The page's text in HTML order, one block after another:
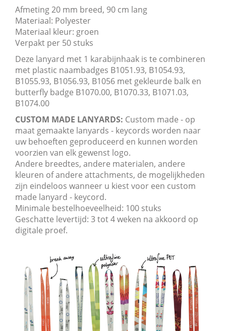
Afmeting 20 mm breed, 90 cm lang
Materiaal: Polyester
Materiaal kleur: groen
Verpakt per 50 stuks
Deze lanyard met 1 karabijnhaak is te combineren
met plastic naambadges B1051.93, B1054.93,
B1055.93, B1056.93, B1056 met gekleurde balk en
butterfly badge B1070.00, B1070.33, B1071.03,
B1074.00
CUSTOM MADE LANYARDS: Custom made - op
maat gemaakte lanyards - keycords worden naar
uw behoeften geproduceerd en kunnen worden
voorzien van elk gewenst logo.
Andere breedtes, andere materialen, andere
kleuren of andere attachments, de mogelijkheden
zijn eindeloos wanneer u kiest voor een custom
made lanyard - keycord.
Minimale bestelhoeveelheid: 100 stuks
Geschatte levertijd: 3 tot 4 weken na akkoord op
digitale proef.